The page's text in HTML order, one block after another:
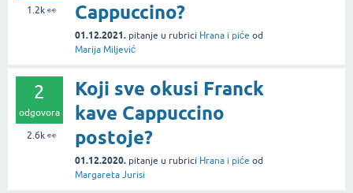
1.2k👀
Cappuccino?
01.12.2021. pitanje u rubrici Hrana i piće od
Marija Miljević
2
odgovora
2.6k👀
Koji sve okusi Franck
kave Cappuccino
postoje?
01.12.2020. pitanje u rubrici Hrana i piće od
Margareta Jurisi